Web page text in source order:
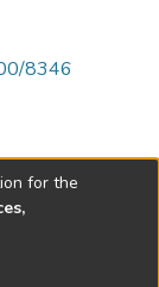
8346
for the